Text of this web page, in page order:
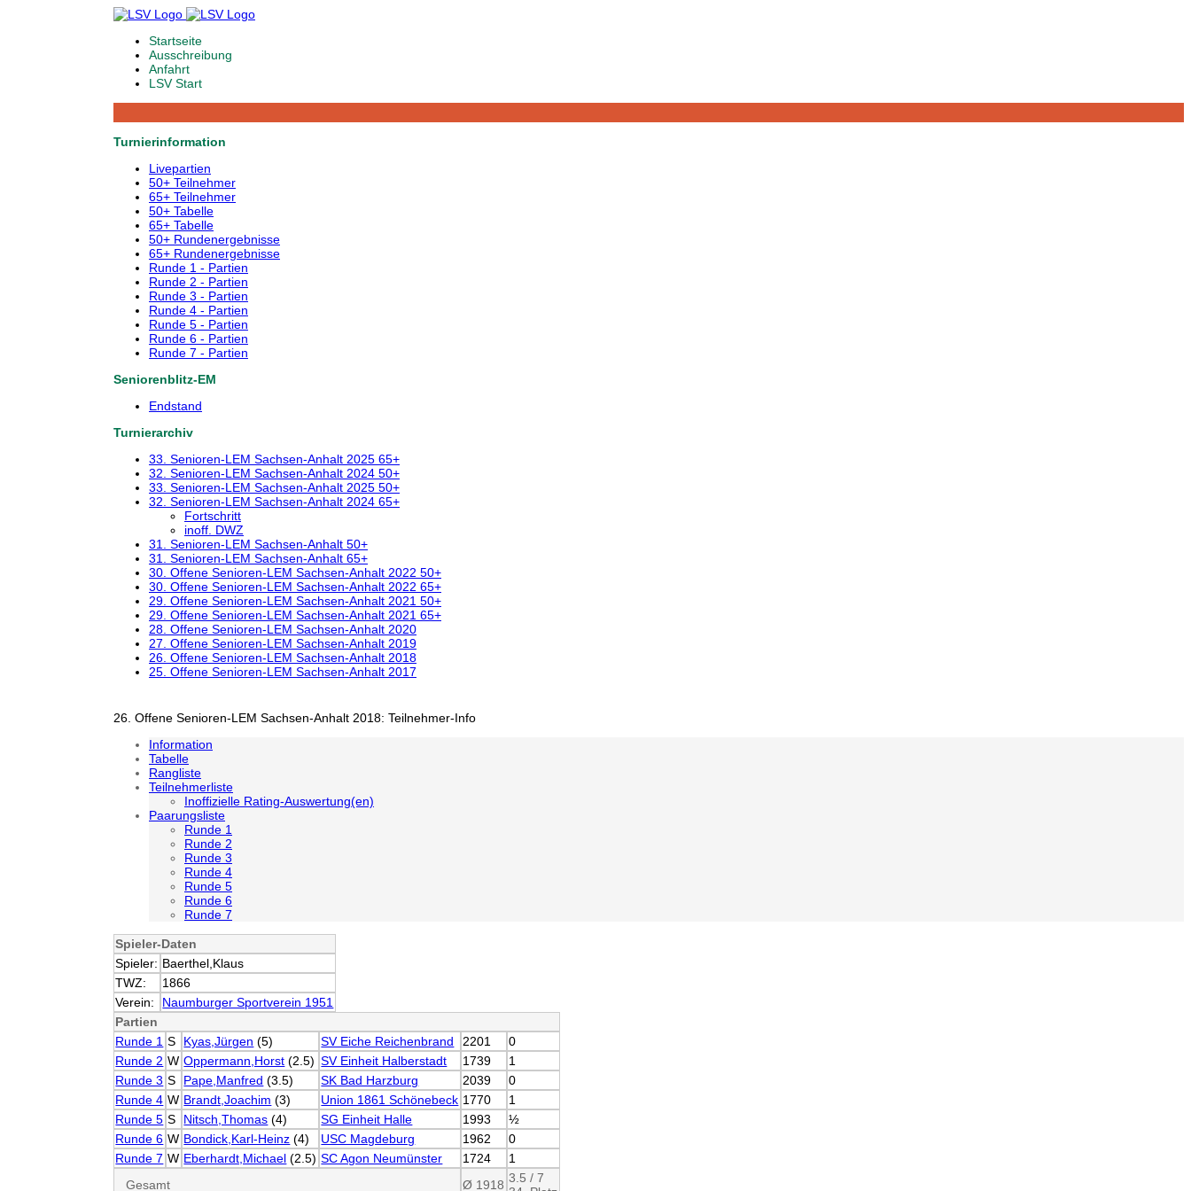
Startseite
Ausschreibung
Anfahrt
LSV Start
Turnierinformation
Livepartien
50+ Teilnehmer
65+ Teilnehmer
50+ Tabelle
65+ Tabelle
50+ Rundenergebnisse
65+ Rundenergebnisse
Runde 1 - Partien
Runde 2 - Partien
Runde 3 - Partien
Runde 4 - Partien
Runde 5 - Partien
Runde 6 - Partien
Runde 7 - Partien
Seniorenblitz-EM
Endstand
Turnierarchiv
33. Senioren-LEM Sachsen-Anhalt 2025 65+
32. Senioren-LEM Sachsen-Anhalt 2024 50+
33. Senioren-LEM Sachsen-Anhalt 2025 50+
32. Senioren-LEM Sachsen-Anhalt 2024 65+
Fortschritt
inoff. DWZ
31. Senioren-LEM Sachsen-Anhalt 50+
31. Senioren-LEM Sachsen-Anhalt 65+
30. Offene Senioren-LEM Sachsen-Anhalt 2022 50+
30. Offene Senioren-LEM Sachsen-Anhalt 2022 65+
29. Offene Senioren-LEM Sachsen-Anhalt 2021 50+
29. Offene Senioren-LEM Sachsen-Anhalt 2021 65+
28. Offene Senioren-LEM Sachsen-Anhalt 2020
27. Offene Senioren-LEM Sachsen-Anhalt 2019
26. Offene Senioren-LEM Sachsen-Anhalt 2018
25. Offene Senioren-LEM Sachsen-Anhalt 2017
26. Offene Senioren-LEM Sachsen-Anhalt 2018: Teilnehmer-Info
Information
Tabelle
Rangliste
Teilnehmerliste
Inoffizielle Rating-Auswertung(en)
Paarungsliste
Runde 1
Runde 2
Runde 3
Runde 4
Runde 5
Runde 6
Runde 7
Spieler-Daten
Spieler: Baerthel,Klaus
TWZ:
1866
Verein:
Naumburger Sportverein 1951
Partien
Runde 1 S Kyas,Jürgen (5) SV Eiche Reichenbrand 2201
0
Runde 2 W Oppermann,Horst (2.5) SV Einheit Halberstadt 1739
1
Runde 3 S Pape,Manfred (3.5) SK Bad Harzburg 2039
0
Runde 4 W Brandt,Joachim (3) Union 1861 Schönebeck 1770
1
Runde 5 S Nitsch,Thomas (4) SG Einheit Halle 1993
½
Runde 6 W Bondick,Karl-Heinz (4) USC Magdeburg 1962
0
Runde 7 W Eberhardt,Michael (2.5) SC Agon Neumünster 1724
1
Gesamt
Ø 1918 3.5 / 7